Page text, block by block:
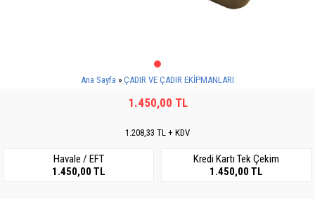
Ana Sayfa ÇADIR VE ÇADIR EKİPMANLARI
1.450,00 TL
1.208,33 TL + KDV
Havale / EFT
1.450,00 TL
Kredi Kartı Tek Çekim
1.450,00 TL